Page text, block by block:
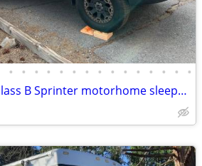
• • • • • • • • • • • • • • •
2021 Field Van 4x4 class B Sprinter motorhome sleeps 4